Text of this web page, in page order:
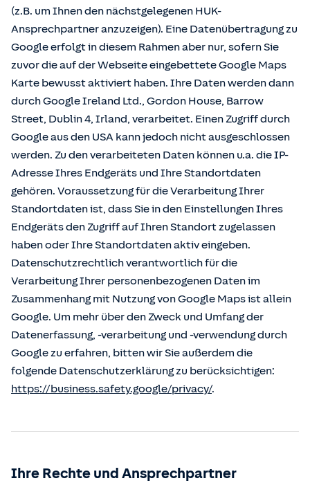
(z.B. um Ihnen den nächstgelegenen HUK-
Ansprechpartner anzuzeigen). Eine Datenübertragung zu
Google erfolgt in diesem Rahmen aber nur, sofern Sie
zuvor die auf der Webseite eingebettete Google Maps
Karte bewusst aktiviert haben. Ihre Daten werden dann
durch Google Ireland Ltd., Gordon House, Barrow
Street, Dublin 4, Irland, verarbeitet. Einen Zugriff durch
Google aus den USA kann jedoch nicht ausgeschlossen
werden. Zu den verarbeiteten Daten können u.a. die IP-
Adresse Ihres Endgeräts und Ihre Standortdaten
gehören. Voraussetzung für die Verarbeitung Ihrer
Standortdaten ist, dass Sie in den Einstellungen Ihres
Endgeräts den Zugriff auf Ihren Standort zugelassen
haben oder Ihre Standortdaten aktiv eingeben.
Datenschutzrechtlich verantwortlich für die
Verarbeitung Ihrer personenbezogenen Daten im
Zusammenhang mit Nutzung von Google Maps ist allein
Google. Um mehr über den Zweck und Umfang der
Datenerfassung, -verarbeitung und -verwendung durch
Google zu erfahren, bitten wir Sie außerdem die
folgende Datenschutzerklärung zu berücksichtigen:
https://business.safety.google/privacy/.
Ihre Rechte und Ansprechpartner